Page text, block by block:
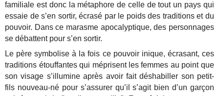
familiale est donc la métaphore de celle de tout un pays qui
essaie de s’en sortir, écrasé par le poids des traditions et du
pouvoir. Dans ce marasme apocalyptique, des personnages
se débattent pour s’en sortir.
Le père symbolise à la fois ce pouvoir inique, écrasant, ces
traditions étouffantes qui méprisent les femmes au point que
son visage s’illumine après avoir fait déshabiller son petit-
fils nouveau-né pour s’assurer qu’il s’agit bien d’un garçon